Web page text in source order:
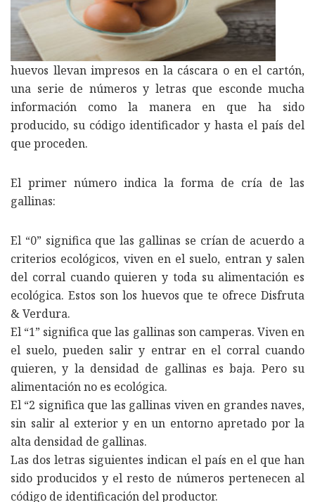
huevos llevan impresos en la cáscara o en el cartón,
una serie de números y letras que esconde mucha
información como la manera en que ha sido
producido, su código identificador y hasta el país del
que proceden.
El primer número indica la forma de cría de las
gallinas:
El “0” significa que las gallinas se crían de acuerdo a
criterios ecológicos, viven en el suelo, entran y salen
del corral cuando quieren y toda su alimentación es
ecológica. Estos son los huevos que te ofrece Disfruta
& Verdura.
El “1” significa que las gallinas son camperas. Viven en
el suelo, pueden salir y entrar en el corral cuando
quieren, y la densidad de gallinas es baja. Pero su
alimentación no es ecológica.
El “2 significa que las gallinas viven en grandes naves,
sin salir al exterior y en un entorno apretado por la
alta densidad de gallinas.
Las dos letras siguientes indican el país en el que han
sido producidos y el resto de números pertenecen al
código de identificación del productor.